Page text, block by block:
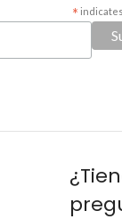
*